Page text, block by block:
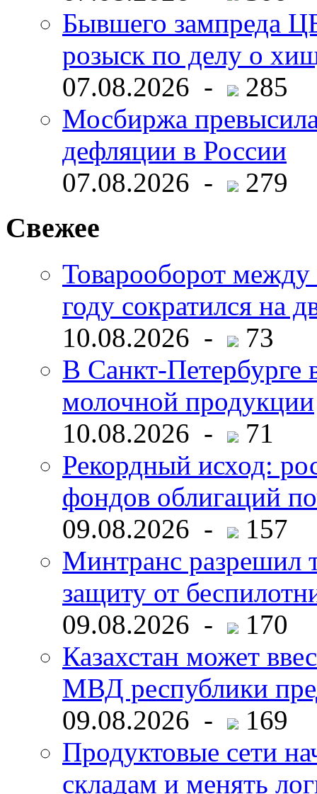
Бывшего зампреда
розыск по делу о
07.08.2026 -
285
Мосбиржа
дефляции в России
07.08.2026 -
279
Свежее
Товарооборот
году сократился на
10.08.2026 -
73
В Санкт-Петербурге
молочной продукции
10.08.2026 -
71
Рекордный исход:
фондов облигаций
09.08.2026 -
157
Минтранс разрешил
защиту от
09.08.2026 -
170
Казахстан может
МВД республики
09.08.2026 -
169
Продуктовые сети
складам и менять